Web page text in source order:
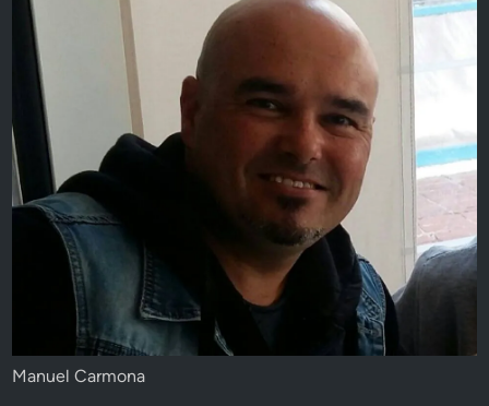
Manuel Carmona